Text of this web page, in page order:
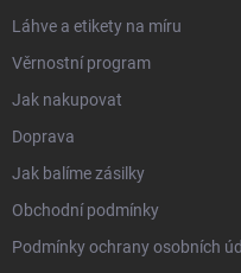
Láhve a etikety na míru
Věrnostní program
Jak nakupovat
Doprava
Jak balíme zásilky
Obchodní podmínky
Podmínky ochrany osobních